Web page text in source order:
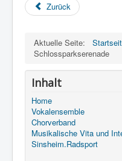
Zurück
Aktuelle Seite:
Schlossparkserenade
Inhalt
Home
Vokalensemble
Chorverband
Musikalische Vita und
Sinsheim.Radsport